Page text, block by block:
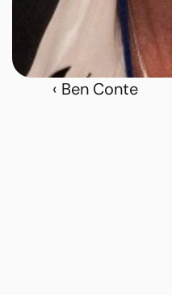
‹ Ben Conte